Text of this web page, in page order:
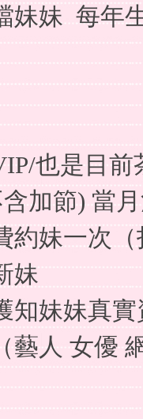
妹妹 每年
也是目前
加節) 當
約妹一次（
妹
知妹妹真
藝人 女優